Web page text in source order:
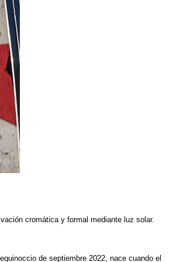
cromática y formal mediante luz solar.
de septiembre 2022, nace cuando el